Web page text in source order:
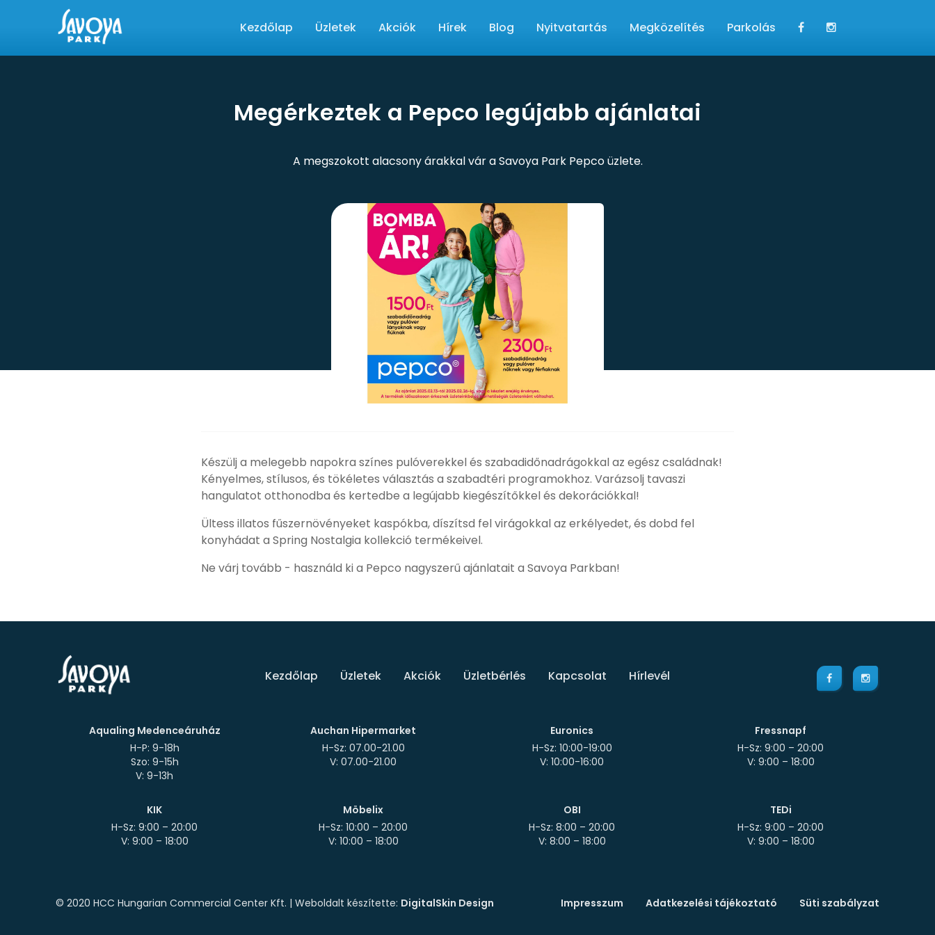
Kezdőlap Üzletek Akciók Hírek Blog Nyitvatartás Megközelítés Parkolás
Megérkeztek a Pepco legújabb ajánlatai
A megszokott alacsony árakkal vár a Savoya Park Pepco üzlete.
Készülj a melegebb napokra színes pulóverekkel és szabadidőnadrágokkal az egész családnak!
Kényelmes, stílusos, és tökéletes választás a szabadtéri programokhoz. Varázsolj tavaszi
hangulatot otthonodba és kertedbe a legújabb kiegészítőkkel és dekorációkkal!
Ültess illatos fűszernövényeket kaspókba, díszítsd fel virágokkal az erkélyedet, és dobd fel
konyhádat a Spring Nostalgia kollekció termékeivel.
Ne várj tovább - használd ki a Pepco nagyszerű ajánlatait a Savoya Parkban!
Kezdőlap Üzletek Akciók Üzletbérlés Kapcsolat Hírlevél
Aqualing Medenceáruház
H-P: 9-18h
Szo: 9-15h
Auchan Hipermarket
H-Sz: 07.00-21.00
Euronics
H-Sz: 10:00-19:00
Fressnapf
H-Sz: 9:00 – 20:00
KIK
H-Sz: 9:00 – 20:00
Möbelix
H-Sz: 10:00 – 20:00
OBI
H-Sz: 8:00 – 20:00
TEDi
H-Sz: 9:00 – 20:00
© 2020 HCC Hungarian Commercial Center Kft. | Weboldalt készítette: DigitalSkin Design Impresszum Adatkezelési tájékoztató Süti szabályzat